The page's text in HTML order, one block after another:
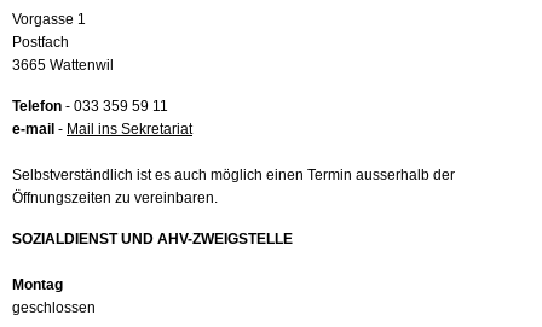
Vorgasse 1
Postfach
3665 Wattenwil
Telefon - 033 359 59 11
e-mail - Mail ins Sekretariat
Selbstverständlich ist es auch möglich einen Termin ausserhalb der
Öffnungszeiten zu vereinbaren.
SOZIALDIENST UND AHV-ZWEIGSTELLE
Montag
geschlossen